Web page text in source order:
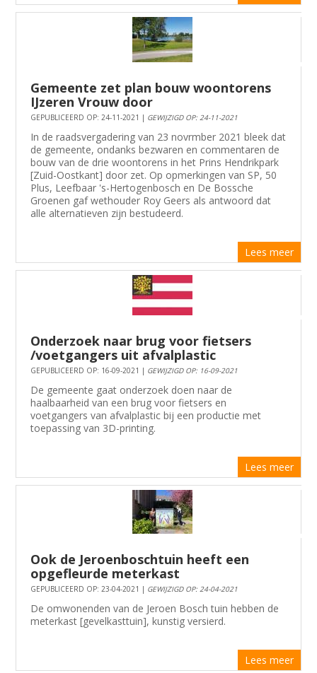
Gemeente zet plan bouw woontorens
IJzeren Vrouw door
GEPUBLICEERD OP: 24-11-2021 | GEWIJZIGD OP: 24-11-2021
In de raadsvergadering van 23 novrmber 2021 bleek dat
de gemeente, ondanks bezwaren en commentaren de
bouw van de drie woontorens in het Prins Hendrikpark
[Zuid-Oostkant] door zet. Op opmerkingen van SP, 50
Plus, Leefbaar 's-Hertogenbosch en De Bossche
Groenen gaf wethouder Roy Geers als antwoord dat
alle alternatieven zijn bestudeerd.
Lees meer
Onderzoek naar brug voor fietsers
/voetgangers uit afvalplastic
GEPUBLICEERD OP: 16-09-2021 | GEWIJZIGD OP: 16-09-2021
De gemeente gaat onderzoek doen naar de
haalbaarheid van een brug voor fietsers en
voetgangers van afvalplastic bij een productie met
toepassing van 3D-printing.
Lees meer
Ook de Jeroenboschtuin heeft een
opgefleurde meterkast
GEPUBLICEERD OP: 23-04-2021 | GEWIJZIGD OP: 24-04-2021
De omwonenden van de Jeroen Bosch tuin hebben de
meterkast [gevelkasttuin], kunstig versierd.
Lees meer